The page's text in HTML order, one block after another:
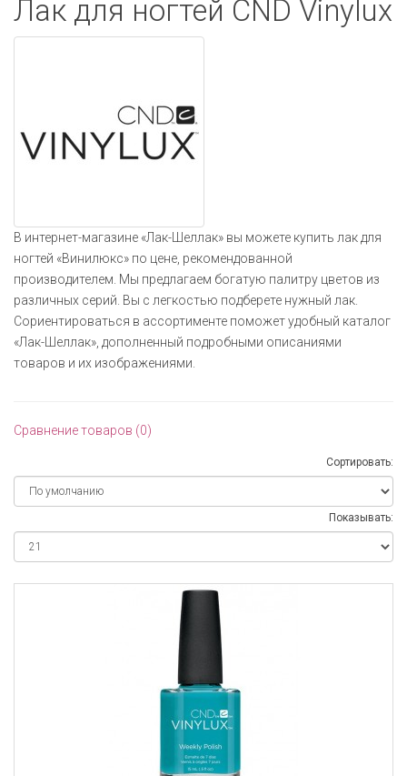
Лак для ногтей CND Vinylux
В интернет-магазине «Лак-Шеллак» вы можете купить лак для
ногтей «Винилюкс» по цене, рекомендованной
производителем. Мы предлагаем богатую палитру цветов из
различных серий. Вы с легкостью подберете нужный лак.
Сориентироваться в ассортименте поможет удобный каталог
«Лак-Шеллак», дополненный подробными описаниями
товаров и их изображениями.
Сравнение товаров (0)
Сортировать:
Показывать: